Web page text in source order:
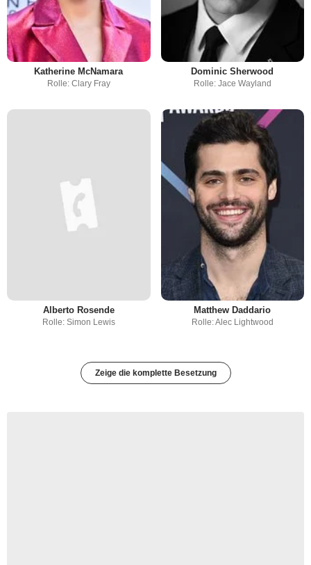
Katherine McNamara
Rolle: Clary Fray
Dominic Sherwood
Rolle: Jace Wayland
Alberto Rosende
Rolle: Simon Lewis
Matthew Daddario
Rolle: Alec Lightwood
Zeige die komplette Besetzung